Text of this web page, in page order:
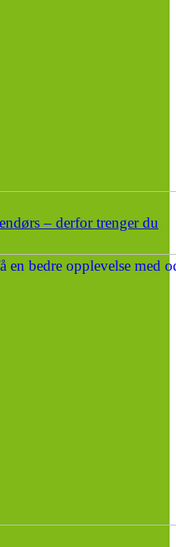
– derfor trenger du